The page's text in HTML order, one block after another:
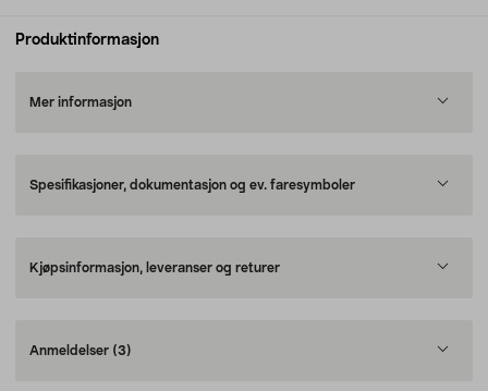
Produktinformasjon
Mer informasjon
Spesifikasjoner, dokumentasjon og ev. faresymboler
Kjøpsinformasjon, leveranser og returer
Anmeldelser (3)